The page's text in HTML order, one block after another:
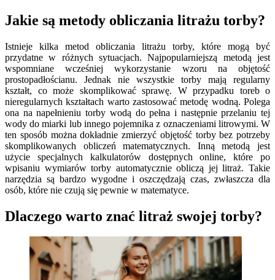
Jakie są metody obliczania litrażu torby?
Istnieje kilka metod obliczania litrażu torby, które mogą być
przydatne w różnych sytuacjach. Najpopularniejszą metodą jest
wspomniane wcześniej wykorzystanie wzoru na objętość
prostopadłościanu. Jednak nie wszystkie torby mają regularny
kształt, co może skomplikować sprawę. W przypadku toreb o
nieregularnych kształtach warto zastosować metodę wodną. Polega
ona na napełnieniu torby wodą do pełna i następnie przelaniu tej
wody do miarki lub innego pojemnika z oznaczeniami litrowymi. W
ten sposób można dokładnie zmierzyć objętość torby bez potrzeby
skomplikowanych obliczeń matematycznych. Inną metodą jest
użycie specjalnych kalkulatorów dostępnych online, które po
wpisaniu wymiarów torby automatycznie obliczą jej litraż. Takie
narzędzia są bardzo wygodne i oszczędzają czas, zwłaszcza dla
osób, które nie czują się pewnie w matematyce.
Dlaczego warto znać litraż swojej torby?